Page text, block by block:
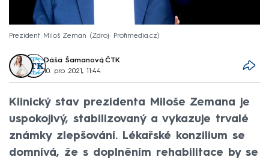
Prezident Miloš Zeman Zdroj: Profimedia.cz
Dáša Šamanová, ČTK
10. pro 2021, 11:44
Klinický stav prezidenta Miloše Zemana je
uspokojivý, stabilizovaný a vykazuje trvalé
známky zlepšování. Lékařské konzilium se
domnívá, že s doplněním rehabilitace by se